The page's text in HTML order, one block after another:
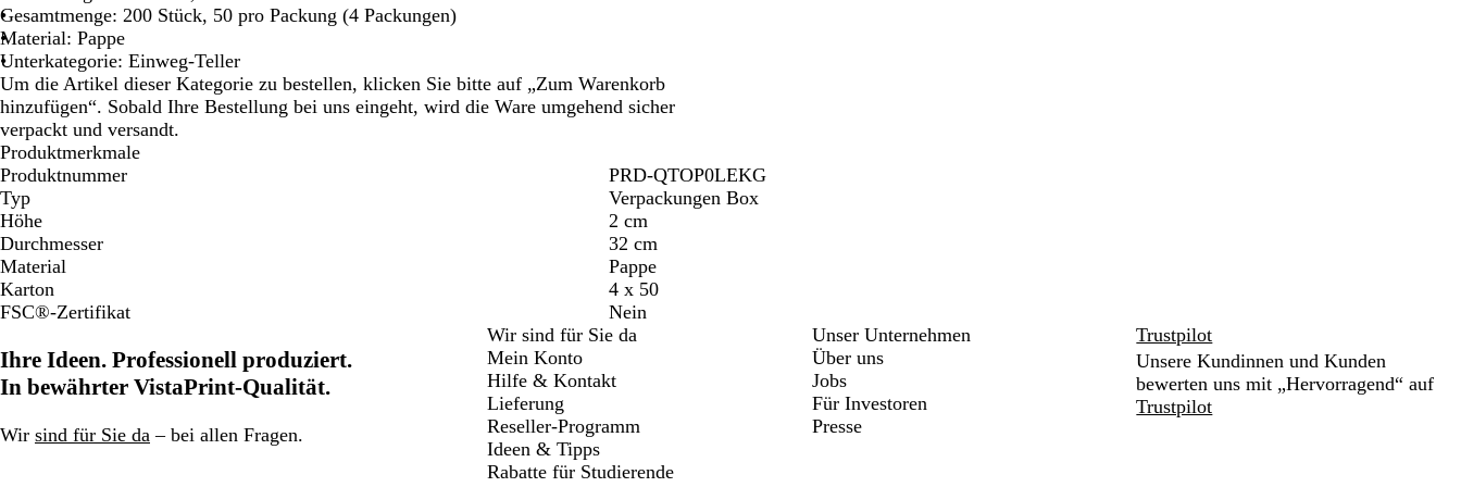
Gesamtmenge: 200 Stück, 50 pro Packung (4 Packungen)
Material: Pappe
Unterkategorie: Einweg-Teller
Um die Artikel dieser Kategorie zu bestellen, klicken Sie bitte auf „Zum Warenkorb
hinzufügen“. Sobald Ihre Bestellung bei uns eingeht, wird die Ware umgehend sicher
verpackt und versandt.
Produktmerkmale
Produktnummer
PRD-QTOP0LEKG
Typ
Verpackungen Box
Höhe
2 cm
Durchmesser
32 cm
Material
Pappe
Karton
4 x 50
FSC®-Zertifikat
Nein
Ihre Ideen. Professionell produziert.
In bewährter VistaPrint-Qualität.
Wir sind für Sie da – bei allen Fragen.
Wir sind für Sie da
Mein Konto
Hilfe & Kontakt
Lieferung
Reseller-Programm
Ideen & Tipps
Rabatte für Studierende
Unser Unternehmen
Über uns
Jobs
Für Investoren
Presse
Trustpilot
Unsere Kundinnen und Kunden
bewerten uns mit „Hervorragend“ auf
Trustpilot